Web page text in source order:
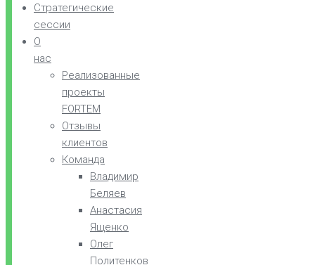
Стратегические
сессии
О
нас
Реализованные
проекты
FORTEM
Отзывы
клиентов
Команда
Владимир
Беляев
Анастасия
Ященко
Олег
Политенков